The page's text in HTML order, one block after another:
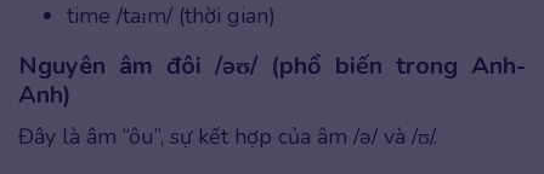
time /taɪm/ (thời gian)
Nguyên âm đôi /əʊ/ (phổ biến trong Anh-
Anh)
Đây là âm “ôu”, sự kết hợp của âm /ə/ và /ʊ/.